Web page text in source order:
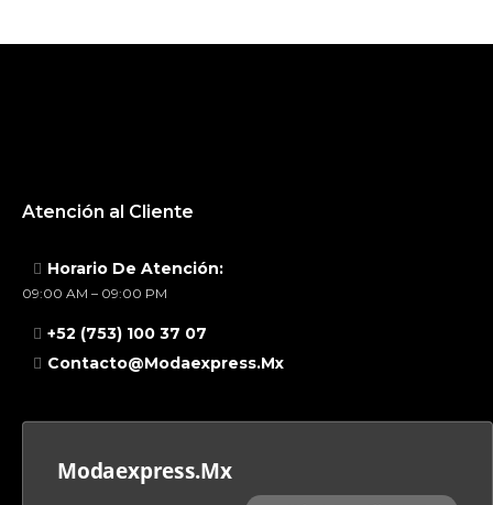
Atención al Cliente
Horario De Atención:
09:00 AM – 09:00 PM
+52 (753) 100 37 07
Contacto@modaexpress.mx
Modaexpress.mx